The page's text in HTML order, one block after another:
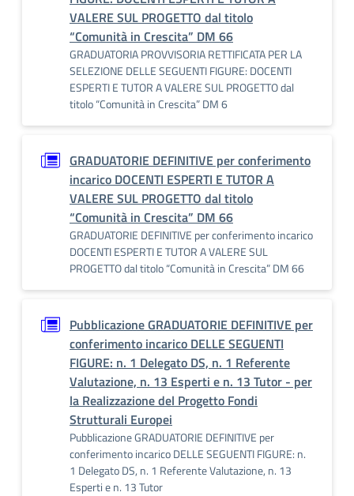
VALERE SUL PROGETTO dal titolo
“Comunità in Crescita” DM 66
GRADUATORIA PROVVISORIA RETTIFICATA PER LA
SELEZIONE DELLE SEGUENTI FIGURE: DOCENTI
ESPERTI E TUTOR A VALERE SUL PROGETTO dal
titolo “Comunità in Crescita” DM 6
GRADUATORIE DEFINITIVE per conferimento
incarico DOCENTI ESPERTI E TUTOR A
VALERE SUL PROGETTO dal titolo
“Comunità in Crescita” DM 66
GRADUATORIE DEFINITIVE per conferimento incarico
DOCENTI ESPERTI E TUTOR A VALERE SUL
PROGETTO dal titolo “Comunità in Crescita” DM 66
Pubblicazione GRADUATORIE DEFINITIVE per
conferimento incarico DELLE SEGUENTI
FIGURE: n. 1 Delegato DS, n. 1 Referente
Valutazione, n. 13 Esperti e n. 13 Tutor - per
la Realizzazione del Progetto Fondi
Strutturali Europei
Pubblicazione GRADUATORIE DEFINITIVE per
conferimento incarico DELLE SEGUENTI FIGURE: n.
1 Delegato DS, n. 1 Referente Valutazione, n. 13
Esperti e n. 13 Tutor